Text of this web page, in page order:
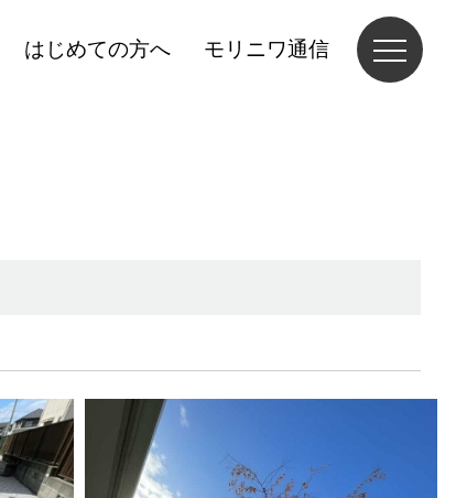
はじめての方へ モリニワ通信